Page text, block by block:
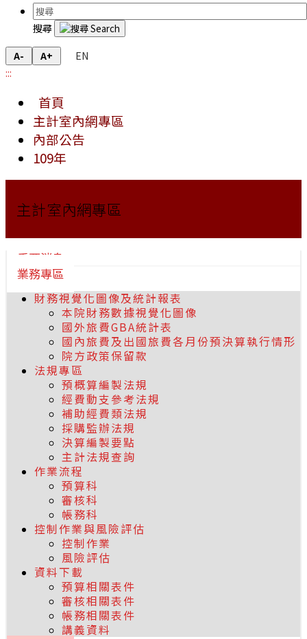
搜尋
A- A+
EN
:::
首頁
主計室內網專區
內部公告
109年
主計室內網專區
重要消息
業務專區
財務視覺化圖像及統計報表
本院財務數據視覺化圖像
國外旅費GBA統計表
國內旅費及出國旅費各月份預決算執行情形
院方政策保留款
法規專區
預概算編製法規
經費動支參考法規
補助經費類法規
採購監辦法規
決算編製要點
主計法規查詢
作業流程
預算科
審核科
帳務科
控制作業與風險評估
控制作業
風險評估
資料下載
預算相關表件
審核相關表件
帳務相關表件
講義資料